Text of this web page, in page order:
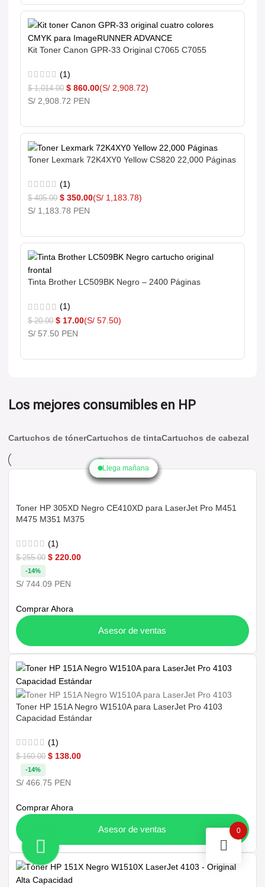
Kit Toner Canon GPR-33 Original C7065 C7055
(1)
$1,014.00 $ 860.00(S/ 2,908.72)
S/ 2,908.72 PEN
Toner Lexmark 72K4XY0 Yellow CS820 22,000 Páginas
(1)
$405.00 $ 350.00(S/ 1,183.78)
S/ 1,183.78 PEN
Tinta Brother LC509BK Negro – 2400 Páginas
(1)
$20.00 $ 17.00(S/ 57.50)
S/ 57.50 PEN
Los mejores consumibles en HP
Cartuchos de tónerCartuchos de tintaCartuchos de cabezal
Toner HP 305XD Negro CE410XD para LaserJet Pro M451
M475 M351 M375
(1)
$255.00 $ 220.00
-14%
S/ 744.09 PEN
Comprar Ahora
Llega mañana
Asesor de ventas
Toner HP 151A Negro W1510A para LaserJet Pro 4103
Capacidad Estándar
(1)
$160.00 $ 138.00
-14%
S/ 466.75 PEN
Comprar Ahora
Llega mañana
Asesor de ventas
Llega mañana
Llega mañana
Llega mañana
Llega mañana
Llega mañana
Llega mañana
Llega mañana
0